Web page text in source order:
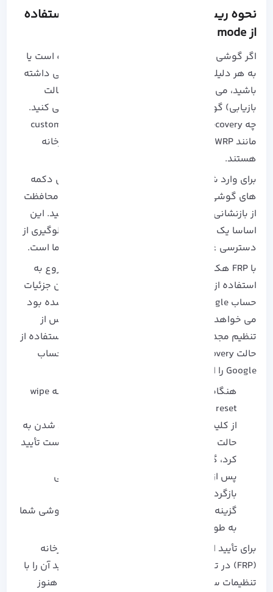
نحوه ریست فکتوری گوشی اندروید با استفاده
از recovery mode
اگر گوشی شما به درستی کار نمی کند یا کند شده است یا
به هر دلیلی نمی توانید به تنظیمات تلفن دسترسی داشته
باشید، می توانید با استفاده از recovery mode (حالت
بازیابی) گوشی خود را به تنظیمات کارخانه بازنشانی کنید.
چه stock recovery داشته باشید یا یک custom recovery
مانند TWRP، هر دو دارای گزینه های بازنشانی کارخانه
هستند.
برای وارد شدن به حالت recovery، به ترکیب بعضی دکمه
های گوشی نیاز دارید. قبل از شروع باید در مورد محافظت
از بازنشانی به تنظیمات کارخانه (FRP) اندروید بدانید. این
اساسا یک ویژگی امنیتی می باشد که به منظور جلوگیری از
دسترسی غیرمجاز دیگران به تلفن و داده های شما است.
با FRP هکر نمی تواند گوشی شما را پاک کند و شروع به
استفاده از آن کند. اگر FRP کار می کند، تلفن همان جزئیات
حساب Google را که قبل از پاک کردن وارد تلفن شده بود
می خواهد. به همین دلیل اگر نمی‌خواهید FRP پس از
تنظیم مجدد کارخانه مشکلاتی ایجاد کند، قبل از استفاده از
حالت recovery برای پاک کردن، مطمئن شوید که حساب
Google را از تلفن خود حذف کرده‌اید.
هنگامی که در حالت بازیابی قرار گرفتید، گزینه wipe
data/factory reset را مشاهده خواهید کرد.
از کلیدهای تنظیم صدا و دکمه پاور برای وارد شدن به
حالت ریکاوری استفاده کنید، اگر تلفن درخواست تأیید
کرد، گزینه yes را انتخاب کنید.
پس از اتمام بازنشانی کارخانه، به حالت بازیابی
بازگردانده می شوید.
گزینه Reboot System Now را انتخاب کنید، گوشی شما
به طور معمول boot می شود.
برای تأیید اینکه محافظت بازنشانی به تنظیمات کارخانه
(FRP) در تلفن شما غیرفعال شده است، سعی کنید آن را با
تنظیمات ساختگی تنظیم کنید. در صورتی که FRP هنوز